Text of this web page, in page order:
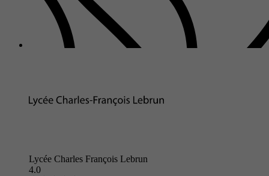
Lycée Charles François Lebrun
4.0